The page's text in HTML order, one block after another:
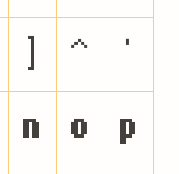
^ `
n o p